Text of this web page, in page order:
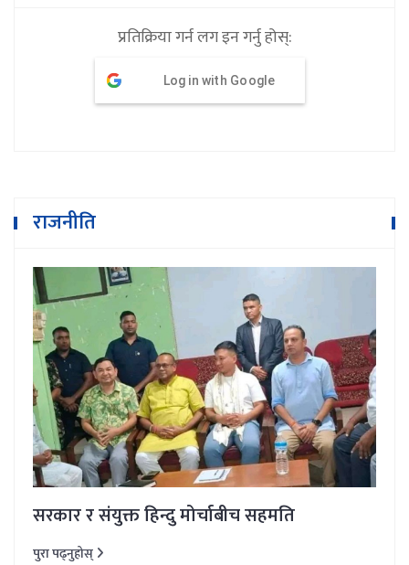
प्रतिक्रिया गर्न लग इन गर्नु होस्:
Log in with Google
राजनीति
सरकार र संयुक्त हिन्दु मोर्चाबीच सहमति
पुरा पढ्नुहोस्